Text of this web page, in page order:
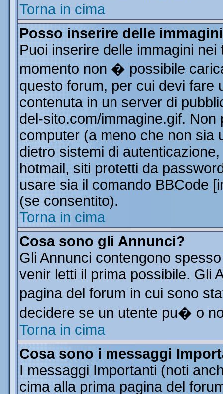
Torna in cima
Posso inserire delle
Puoi inserire delle immagini
momento non � possibile
questo forum, per cui devi fare
contenuta in un server di
del-sito.com/immagine.gif.
computer (a meno che non sia
dietro sistemi di
hotmail, siti protetti da
usare sia il comando BBCode
(se consentito).
Torna in cima
Cosa sono gli Annunci?
Gli Annunci contengono
venir letti il prima possibile. Gli
pagina del forum in cui sono
decidere se un utente pu� o
Torna in cima
Cosa sono i messaggi
I messaggi Importanti (noti
cima alla prima pagina del